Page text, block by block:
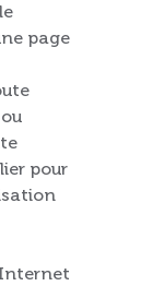
page
pour